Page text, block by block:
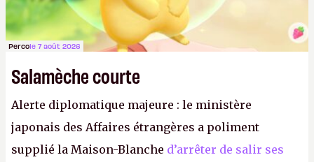
Percole 7 août 2026
Salamèche courte
Alerte diplomatique majeure : le ministère
japonais des Affaires étrangères a poliment
supplié la Maison-Blanche d’arrêter de salir ses